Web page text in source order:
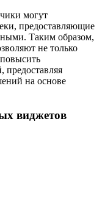
могут
предоставляющие
Таким образом,
не только
предоставляя
на основе
виджетов